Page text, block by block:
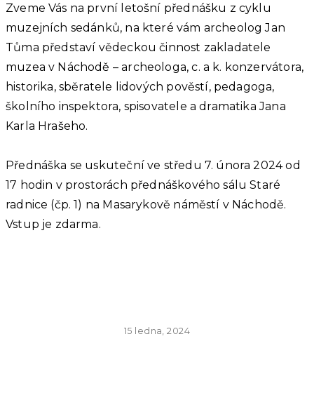
Zveme Vás na první letošní přednášku z cyklu
muzejních sedánků, na které vám archeolog Jan
Tůma představí vědeckou činnost zakladatele
muzea v Náchodě – archeologa, c. a k. konzervátora,
historika, sběratele lidových pověstí, pedagoga,
školního inspektora, spisovatele a dramatika Jana
Karla Hrašeho.
Přednáška se uskuteční ve středu 7. února 2024 od
17 hodin v prostorách přednáškového sálu Staré
radnice (čp. 1) na Masarykově náměstí v Náchodě.
Vstup je zdarma.
15 ledna, 2024